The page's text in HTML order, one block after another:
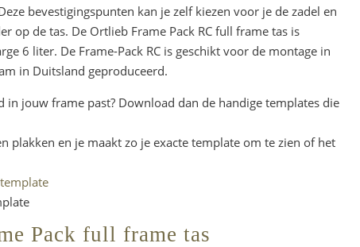
bevestigingspunten kan je zelf kiezen voor je de zadel en
op de tas. De Ortlieb Frame Pack RC full frame tas is
6 liter. De Frame-Pack RC is geschikt voor de montage in
in Duitsland geproduceerd.
in jouw frame past? Download dan de handige templates die
plakken en je maakt zo je exacte template om te zien of het
Pack full frame tas